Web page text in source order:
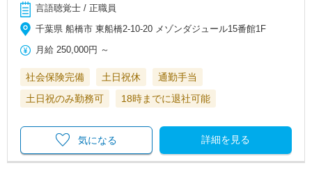
言語聴覚士 / 正職員
千葉県 船橋市 東船橋2-10-20 メゾンダジュール15番館1F
月給 250,000円 ～
社会保険完備 土日祝休
通勤手当
土日祝のみ勤務可
18時までに退社可能
詳細を見る
気になる